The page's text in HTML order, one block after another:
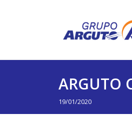
ARGUTO
19/01/2020